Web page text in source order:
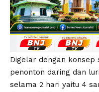
Digelar dengan konsep
penonton daring dan
selama 2 hari yaitu 4